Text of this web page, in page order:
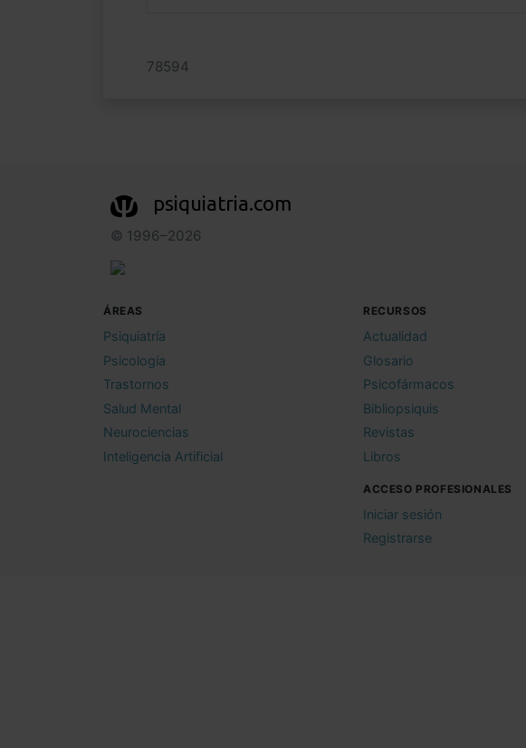
78594
psiquiatria.com
© 1996–2026
ÁREAS
Psiquiatría
Psicología
Trastornos
Salud Mental
Neurociencias
Inteligencia Artificial
RECURSOS
Actualidad
Glosario
Psicofármacos
Bibliopsiquis
Revistas
Libros
ACCESO PROFESIONALES
Iniciar sesión
Registrarse